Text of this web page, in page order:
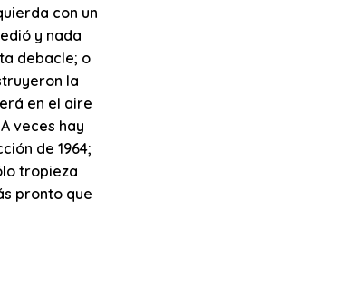
con un
y nada
debacle; o
la
en el aire
veces hay
de 1964;
tropieza
pronto que